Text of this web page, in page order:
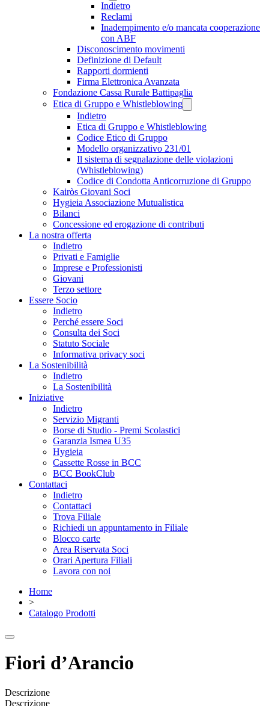
Indietro
Reclami
Inadempimento e/o mancata cooperazione
con ABF
Disconoscimento movimenti
Definizione di Default
Rapporti dormienti
Firma Elettronica Avanzata
Fondazione Cassa Rurale Battipaglia
Etica di Gruppo e Whistleblowing
Indietro
Etica di Gruppo e Whistleblowing
Codice Etico di Gruppo
Modello organizzativo 231/01
Il sistema di segnalazione delle violazioni
(Whistleblowing)
Codice di Condotta Anticorruzione di Gruppo
Kairòs Giovani Soci
Hygieia Associazione Mutualistica
Bilanci
Concessione ed erogazione di contributi
La nostra offerta
Indietro
Privati e Famiglie
Imprese e Professionisti
Giovani
Terzo settore
Essere Socio
Indietro
Perché essere Soci
Consulta dei Soci
Statuto Sociale
Informativa privacy soci
La Sostenibilità
Indietro
La Sostenibilità
Iniziative
Indietro
Servizio Migranti
Borse di Studio - Premi Scolastici
Garanzia Ismea U35
Hygieia
Cassette Rosse in BCC
BCC BookClub
Contattaci
Indietro
Contattaci
Trova Filiale
Richiedi un appuntamento in Filiale
Blocco carte
Area Riservata Soci
Orari Apertura Filiali
Lavora con noi
Home
>
Catalogo Prodotti
Fiori d’Arancio
Descrizione
Descrizione